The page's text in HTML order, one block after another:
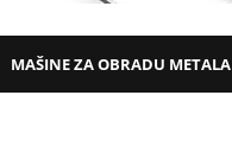
MAŠINE ZA OBRADU METALA